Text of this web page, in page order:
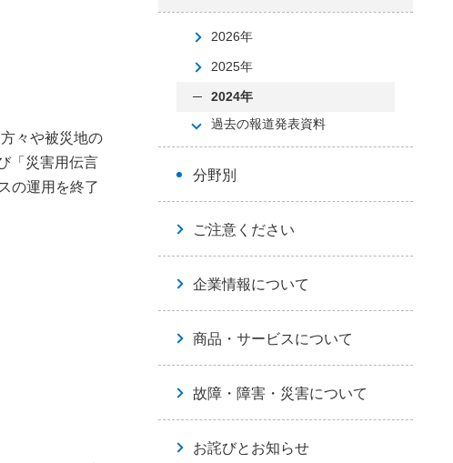
々や被災地の
「災害用伝言
の運用を終了
2026年
2025年
2024年
過去の報道発表資料
分野別
ご注意ください
企業情報について
商品・サービスについて
故障・障害・災害について
お詫びとお知らせ